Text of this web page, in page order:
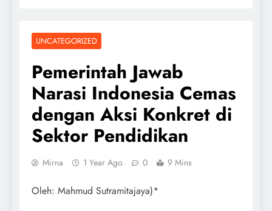
UNCATEGORIZED
Pemerintah Jawab
Narasi Indonesia Cemas
dengan Aksi Konkret di
Sektor Pendidikan
Mirna 1 Year Ago 0 9 Mins
Oleh: Mahmud Sutramitajaya)*